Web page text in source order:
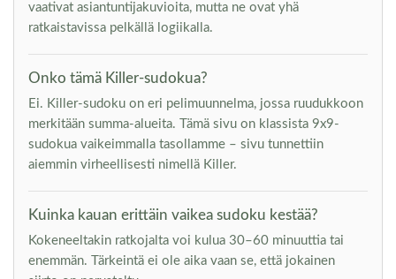
vaativat asiantuntijakuvioita, mutta ne ovat yhä
ratkaistavissa pelkällä logiikalla.
Onko tämä Killer-sudokua?
Ei. Killer-sudoku on eri pelimuunnelma, jossa ruudukkoon
merkitään summa-alueita. Tämä sivu on klassista 9x9-
sudokua vaikeimmalla tasollamme – sivu tunnettiin
aiemmin virheellisesti nimellä Killer.
Kuinka kauan erittäin vaikea sudoku kestää?
Kokeneeltakin ratkojalta voi kulua 30–60 minuuttia tai
enemmän. Tärkeintä ei ole aika vaan se, että jokainen